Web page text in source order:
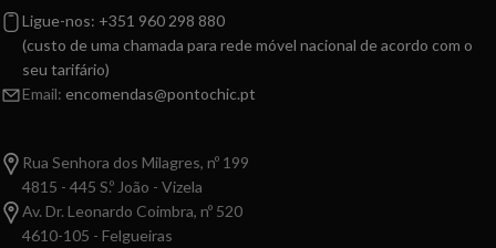
Ligue-nos: +351 960 298 880
(custo de uma chamada para rede móvel nacional de acordo com o
seu tarifário)
Email: encomendas@pontochic.pt
Rua Senhora dos Milagres, nº 199
4815 - 445 S.º João - Vizela
Av. Dr. Leonardo Coimbra, nº 520
4610-105 - Felgueiras